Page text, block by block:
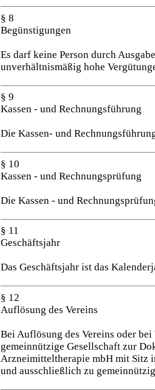
§ 8
Begünstigungen
Es darf keine Person durch
unverhältnismäßig hohe
§ 9
Kassen - und Rechnungsführung
Die Kassen- und
§ 10
Kassen - und Rechnungsprüfung
Die Kassen - und
§ 11
Geschäftsjahr
Das Geschäftsjahr ist das
§ 12
Auflösung des Vereins
Bei Auflösung des Vereins oder
gemeinnützige Gesellschaft zur
Arzneimitteltherapie mbH mit Sitz
und ausschließlich zu